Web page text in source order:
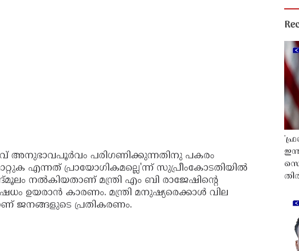
അനുഭാവപൂർവം പരിഗണിക്കുന്നതിനു പകരം
എന്നത് പ്രായോഗികമല്ലെ'ന്ന് സുപ്രീംകോടതിയിൽ
നൽകിയതാണ് മന്ത്രി എം ബി രാജേഷിന്റെ
ഉയരാൻ കാരണം. മന്ത്രി മനുഷ്യരെക്കാൾ വില
ജനങ്ങളുടെ പ്രതികരണം.